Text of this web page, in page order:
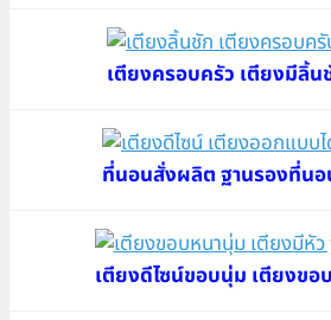
เตียงครอบครัว เตียงมีลิ้น
ที่นอนสั่งผลิต ฐานรองที่น
เตียงดีไซน์ขอบนุ่ม เตียงขอ